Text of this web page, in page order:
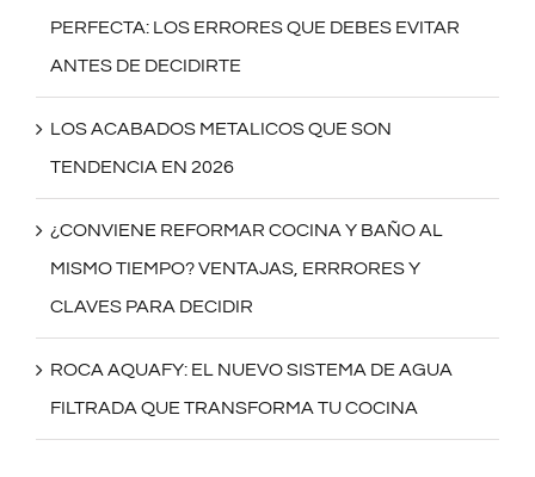
PERFECTA: LOS ERRORES QUE DEBES EVITAR
ANTES DE DECIDIRTE
LOS ACABADOS METALICOS QUE SON
TENDENCIA EN 2026
¿CONVIENE REFORMAR COCINA Y BAÑO AL
MISMO TIEMPO? VENTAJAS, ERRRORES Y
CLAVES PARA DECIDIR
ROCA AQUAFY: EL NUEVO SISTEMA DE AGUA
FILTRADA QUE TRANSFORMA TU COCINA